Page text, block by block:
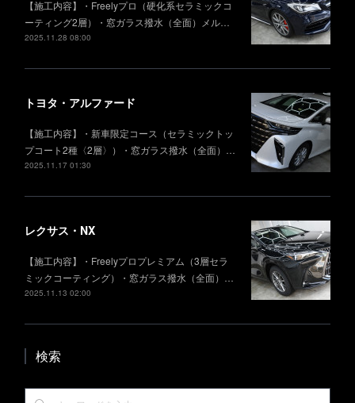
【施工内容】・Freelyプロ（硬化系セラミックコ
ーティング2層）・窓ガラス撥水（全面）メル…
2025.11.28 08:00
トヨタ・アルファード
【施工内容】・新車限定コース（セラミックトッ
プコート2種〈2層〉）・窓ガラス撥水（全面）…
2025.11.17 01:30
レクサス・NX
【施工内容】・Freelyプロプレミアム（3層セラ
ミックコーティング）・窓ガラス撥水（全面）…
2025.11.13 02:00
検索